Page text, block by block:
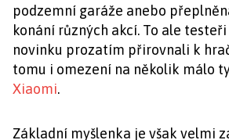
podzemní garáže anebo
konání různých akcí. To ale
novinku prozatím přirovnali k
tomu i omezení na několik málo
Xiaomi.
Základní myšlenka je však velmi